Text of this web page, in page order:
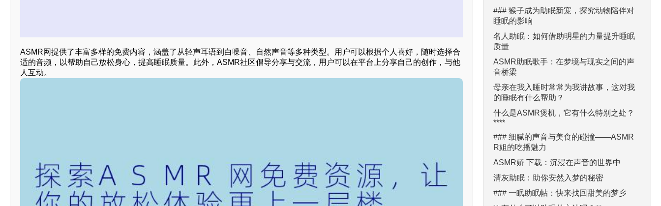
ASMR网提供了丰富多样的免费内容，涵盖了从轻声耳语到白噪音、自然声音等多种类型。用户可以根据个人喜好，随时选择合
适的音频，以帮助自己放松身心，提高睡眠质量。此外，ASMR社区倡导分享与交流，用户可以在平台上分享自己的创作，与他
人互动。
### 猴子成为助眠新宠，探究动物陪伴对
睡眠的影响
名人助眠：如何借助明星的力量提升睡眠
质量
ASMR助眠歌手：在梦境与现实之间的声
音桥梁
母亲在我入睡时常常为我讲故事，这对我
的睡眠有什么帮助？
什么是ASMR煲机，它有什么特别之处？
****
### 细腻的声音与美食的碰撞——ASMR
R姐的吃播魅力
ASMR娇 下载：沉浸在声音的世界中
清灰助眠：助你安然入梦的秘密
### 一眠助眠帖：快来找回甜美的梦乡